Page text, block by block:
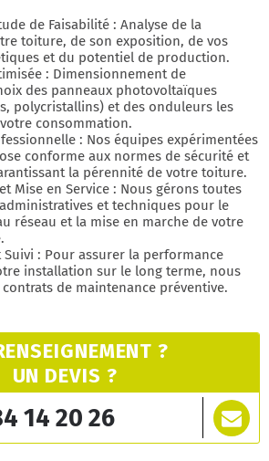
de Faisabilité : Analyse de la
toiture, de son exposition, de vos
et du potentiel de production.
: Dimensionnement de
des panneaux photovoltaïques
polycristallins) et des onduleurs les
consommation.
: Nos équipes expérimentées
conforme aux normes de sécurité et
la pérennité de votre toiture.
Mise en Service : Nous gérons toutes
et techniques pour le
réseau et la mise en marche de votre
Suivi : Pour assurer la performance
installation sur le long terme, nous
de maintenance préventive.
?
UN DEVIS ?
14 20 26